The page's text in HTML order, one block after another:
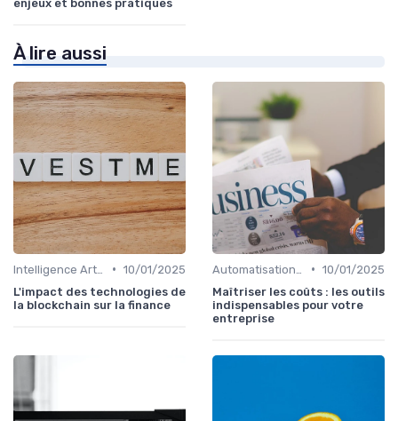
enjeux et bonnes pratiques
À lire aussi
• 10/01/2025
L'impact des technologies de
la blockchain sur la finance
• 10/01/2025
Maîtriser les coûts : les outils
indispensables pour votre
entreprise